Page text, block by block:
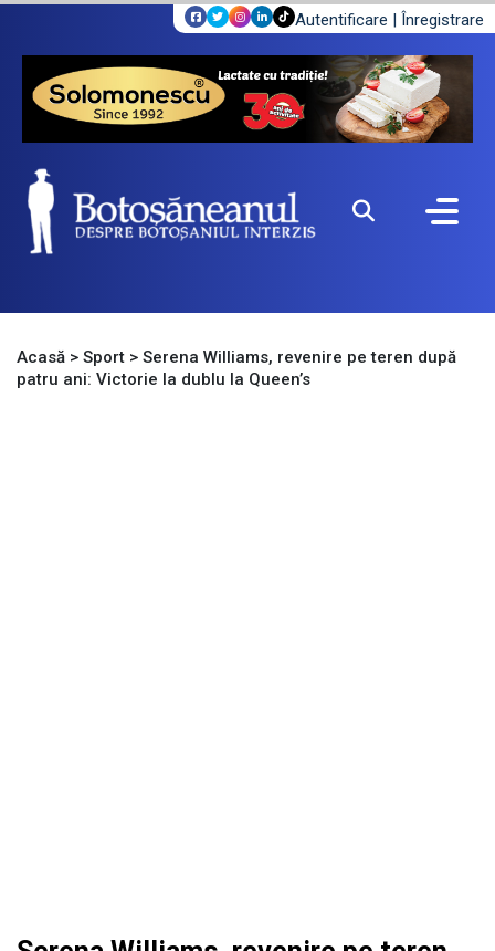
Autentificare | Înregistrare
Acasă > Sport > Serena Williams, revenire pe teren după
patru ani: Victorie la dublu la Queen’s